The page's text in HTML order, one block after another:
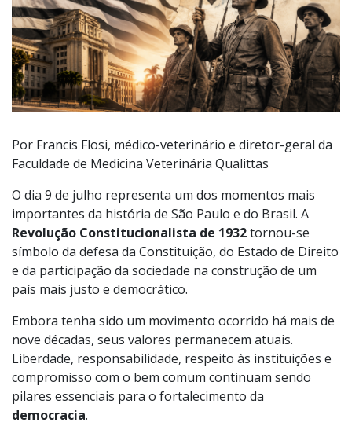
Por Francis Flosi, médico-veterinário e diretor-geral da
Faculdade de Medicina Veterinária Qualittas
O dia 9 de julho representa um dos momentos mais
importantes da história de São Paulo e do Brasil. A
Revolução Constitucionalista de 1932tornou-se
símbolo da defesa da Constituição, do Estado de Direito
e da participação da sociedade na construção de um
país mais justo e democrático.
Embora tenha sido um movimento ocorrido há mais de
nove décadas, seus valores permanecem atuais.
Liberdade, responsabilidade, respeito às instituições e
compromisso com o bem comum continuam sendo
pilares essenciais para o fortalecimento da
democracia.